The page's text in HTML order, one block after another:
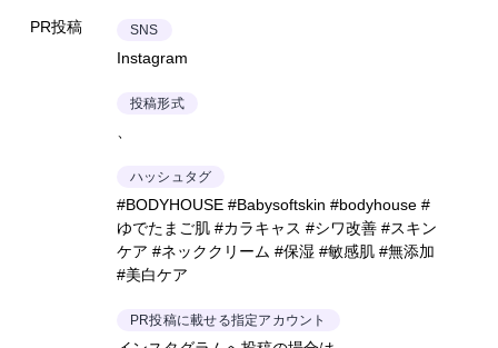
PR投稿 SNS
Instagram
投稿形式
ハッシュタグ
#BODYHOUSE #Babysoftskin #bodyhouse #
ゆでたまご肌 #カラキャス #シワ改善 #スキン
ケア #ネッククリーム #保湿 #敏感肌 #無添加
#美白ケア
PR投稿に載せる指定アカウント